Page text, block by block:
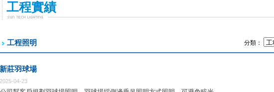
工程實績
工程照明 分類：
新莊羽球場
2025-04-23